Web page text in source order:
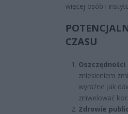
więcej osób i
CZASU
zniesieniem
wyraźne jak
zniwelować
Zdrowie